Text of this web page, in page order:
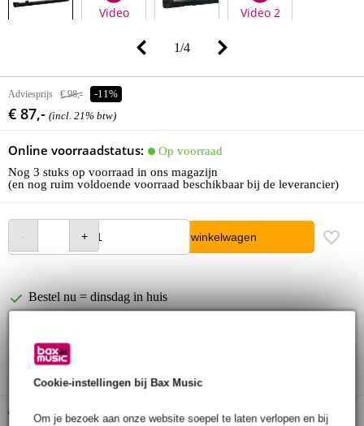
Cookie-instellingen bij Bax Music
Om je bezoek aan onze website soepel te laten verlopen en bij
Video Video 2
1/4
Adviesprijs € 98,- -11%
€ 87,- (incl. 21% btw)
Online voorraadstatus:
Op voorraad
Nog 3 stuks op voorraad in ons magazijn
(en nog ruim voldoende voorraad beschikbaar bij de leverancier)
In winkelwagen
Bestel nu = dinsdag in huis
3 jaar Bax Music garantie
Gratis ophalen in de winkel